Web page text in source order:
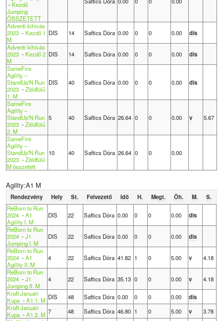
-Kezdő
Jumping
ÖSSZETETT
Adventi kihívás
2023-Kezdő 1
M
DIS 14 Saftics Dóra 0.00 0 0 0.00
dis
Adventi kihívás
2023-Kezdő 2
M
DIS 14 Saftics Dóra 0.00 0 0 0.00
dis
SameFire
Agility –
StandUp'N Run
2023-Zöldfülű
1. M
DIS 40 Saftics Dóra 0.00 0 0 0.00 dis
SameFire
Agility –
StandUp'N Run
2023-Zöldfülű
2. M
5 40 Saftics Dóra 26.64 0 0 0.00 v 5.67
SameFire
Agility –
StandUp'N Run
2023-Zöldfülű
M összetett
10 40 Saftics Dóra 26.64 0 0 0.00
Agility:A1 M
Rendezvény Hely St. Felvezető Idő H. Megt. Öh. M.
S.
ReBorn to Run
2024-A1
Agility I. M
DIS 22 Saftics Dóra 0.00 0 0 0.00
dis
ReBorn to Run
2024-J1
Jumping I. M
DIS 22 Saftics Dóra 0.00 0 0 0.00
dis
ReBorn to Run
2024-A1
Agility II. M
4 22 Saftics Dóra 41.82 1 0 5.00 v
4.18
ReBorn to Run
2024-J1
Jumping II. M
4 22 Saftics Dóra 35.13 0 0 0.00 v
4.18
Kraft Januári
Kupa-A1 1. M DIS 48 Saftics Dóra 0.00 0 0 0.00
dis
Kraft Januári
Kupa-A1 2. M 7 48 Saftics Dóra 46.80 1 0 5.00 v
3.78